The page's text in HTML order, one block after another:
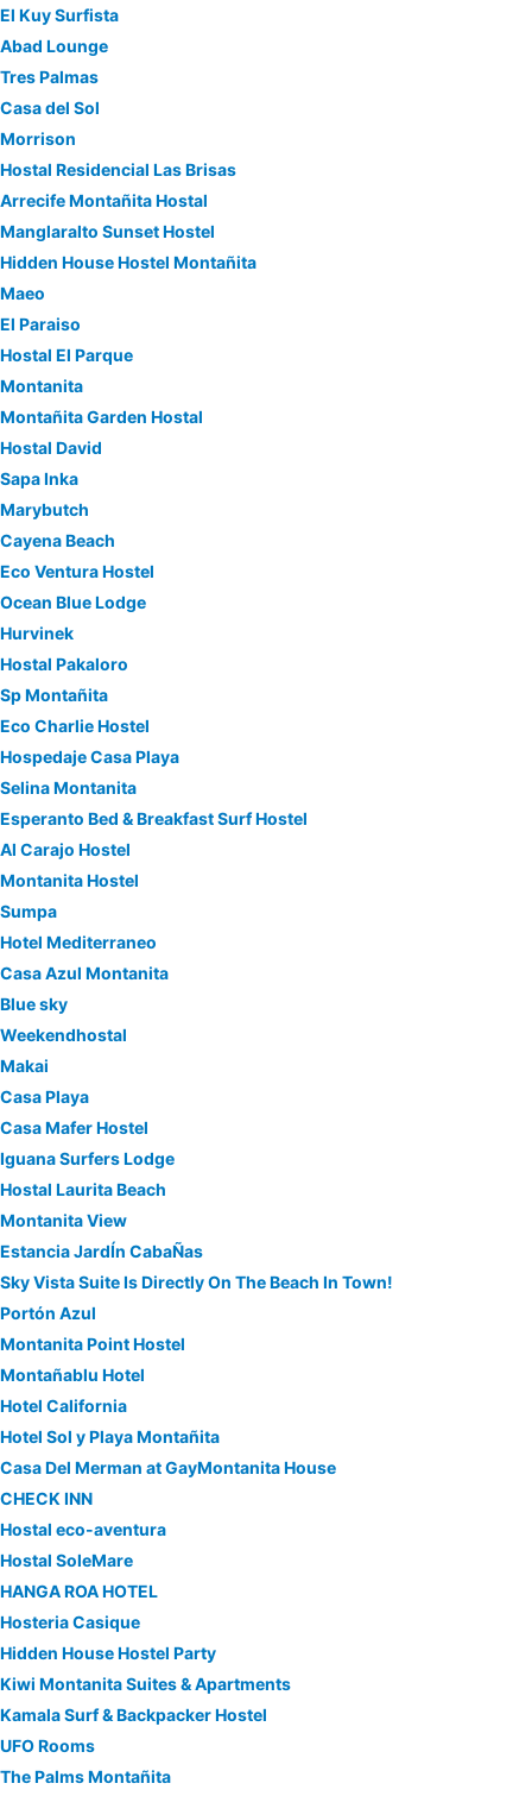
El Kuy Surfista
Abad Lounge
Tres Palmas
Casa del Sol
Morrison
Hostal Residencial Las Brisas
Arrecife Montañita Hostal
Manglaralto Sunset Hostel
Hidden House Hostel Montañita
Maeo
El Paraiso
Hostal El Parque
Montanita
Montañita Garden Hostal
Hostal David
Sapa Inka
Marybutch
Cayena Beach
Eco Ventura Hostel
Ocean Blue Lodge
Hurvinek
Hostal Pakaloro
Sp Montañita
Eco Charlie Hostel
Hospedaje Casa Playa
Selina Montanita
Esperanto Bed & Breakfast Surf Hostel
Al Carajo Hostel
Montanita Hostel
Sumpa
Hotel Mediterraneo
Casa Azul Montanita
Blue sky
Weekendhostal
Makai
Casa Playa
Casa Mafer Hostel
Iguana Surfers Lodge
Hostal Laurita Beach
Montanita View
Estancia JardÍn CabaÑas
Sky Vista Suite Is Directly On The Beach In Town!
Portón Azul
Montanita Point Hostel
Montañablu Hotel
Hotel California
Hotel Sol y Playa Montañita
Casa Del Merman at GayMontanita House
CHECK INN
Hostal eco-aventura
Hostal SoleMare
HANGA ROA HOTEL
Hosteria Casique
Hidden House Hostel Party
Kiwi Montanita Suites & Apartments
Kamala Surf & Backpacker Hostel
UFO Rooms
The Palms Montañita